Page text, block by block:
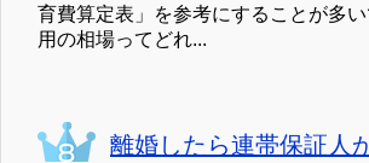
育費算定表」を参考にすることが多
用の相場ってどれ...
離婚したら連帯保証人